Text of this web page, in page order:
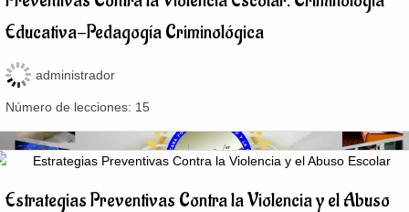
Educativa-Pedagogía Criminológica
administrador
Número de lecciones: 15
Estrategias Preventivas Contra la Violencia y el Abuso